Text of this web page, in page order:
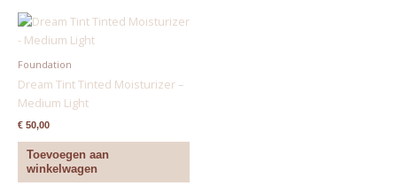
Foundation
Dream Tint Tinted Moisturizer –
Medium Light
€50,00
Toevoegen aan
winkelwagen